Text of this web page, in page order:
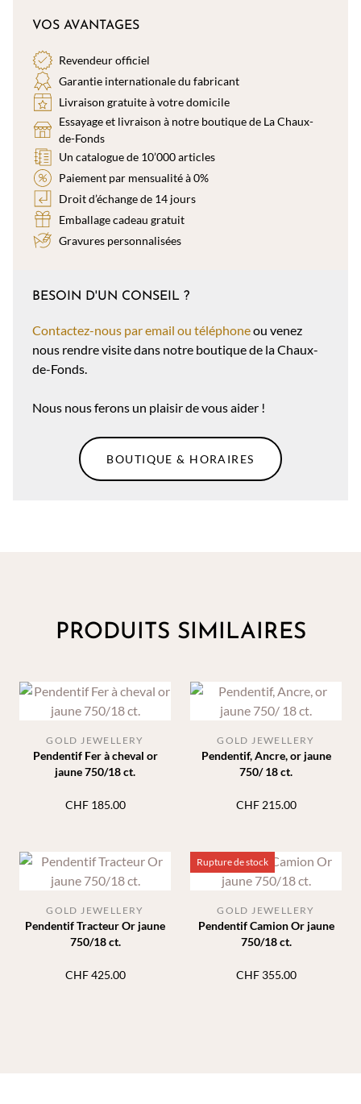
VOS AVANTAGES
Revendeur officiel
Garantie internationale du fabricant
Livraison gratuite à votre domicile
Essayage et livraison à notre boutique de La Chaux-
de-Fonds
Un catalogue de 10’000 articles
Paiement par mensualité à 0%
Droit d’échange de 14 jours
Emballage cadeau gratuit
Gravures personnalisées
BESOIN D'UN CONSEIL ?
Contactez-nous par email ou téléphoneou venez
nous rendre visite dans notre boutique de la Chaux-
de-Fonds.
Nous nous ferons un plaisir de vous aider !
BOUTIQUE & HORAIRES
PRODUITS SIMILAIRES
Pendentif Fer à cheval or
jaune 750/18 ct.
GOLD JEWELLERY
CHF185.00
Pendentif, Ancre, or jaune
750/ 18 ct.
GOLD JEWELLERY
CHF215.00
Pendentif Tracteur Or jaune
750/18 ct.
GOLD JEWELLERY
CHF425.00
Rupture de stock
Pendentif Camion Or jaune
750/18 ct.
GOLD JEWELLERY
CHF355.00